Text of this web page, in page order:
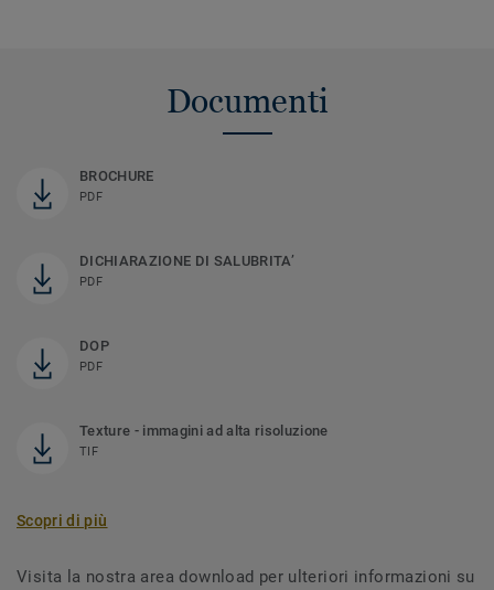
Documenti
BROCHURE
PDF
DICHIARAZIONE DI SALUBRITA’
PDF
DOP
PDF
Texture - immagini ad alta risoluzione
TIF
Scopri di più
Visita la nostra area download per ulteriori informazioni su